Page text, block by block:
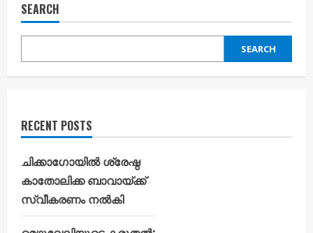
SEARCH
SEARCH
RECENT POSTS
ചിക്കാഗോയിൽ ശ്രേഷ്ഠ
കാതോലിക്ക ബാവായ്ക്ക്
സ്വീകരണം നൽകി